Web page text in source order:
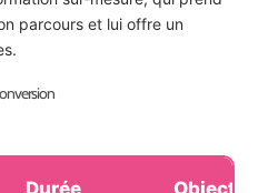
parcours et lui offre un
Durée
Objectifs